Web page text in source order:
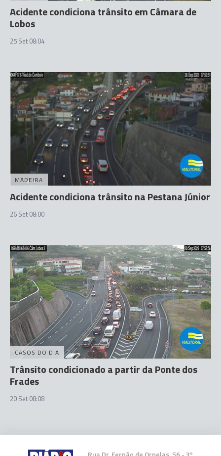
Acidente condiciona trânsito em Câmara de
Lobos
25 Set 08:04
MADEIRA
Acidente condiciona trânsito na Pestana Júnior
26 Set 08:00
CASOS DO DIA
Trânsito condicionado a partir da Ponte dos
Frades
20 Set 08:08